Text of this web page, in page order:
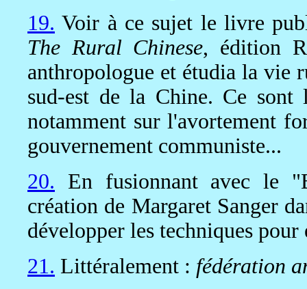
19. Voir à ce sujet le livre
The Rural Chinese, édition
anthropologue et étudia la vie
sud-est de la Chine. Ce
notamment sur l'avortement
gouvernement communiste...
20. En fusionnant avec le
création de Margaret Sanger
développer les techniques pour
21. Littéralement : fédération